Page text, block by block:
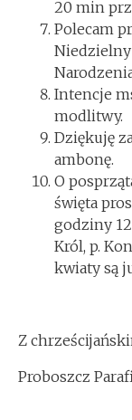
20 min
Polecam
Niedzielny
Intencje
modlitwy.
Dziękuję
ambonę.
O
święta
godziny
Król, p.
kwiaty są
Z
Proboszcz